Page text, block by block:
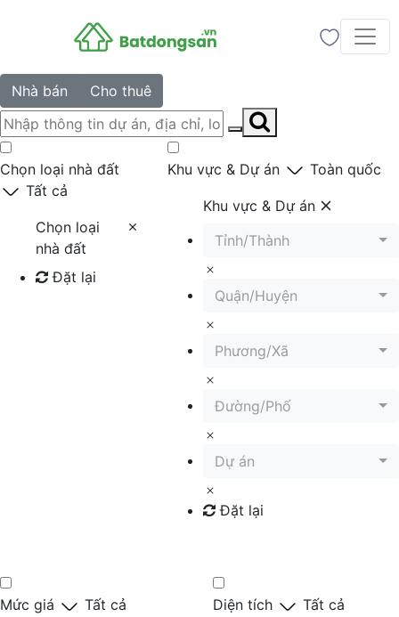
Nhà bán Cho thuê
Chọn loại nhà đất
Tất cả
Chọn loại
nhà đất
Đặt lại
Khu vực & Dự án Toàn quốc
Khu vực & Dự án
Tỉnh/Thành
Quận/Huyện
Phương/Xã
Đường/Phố
Dự án
Đặt lại
Mức giá Tất cả Diện tích Tất cả